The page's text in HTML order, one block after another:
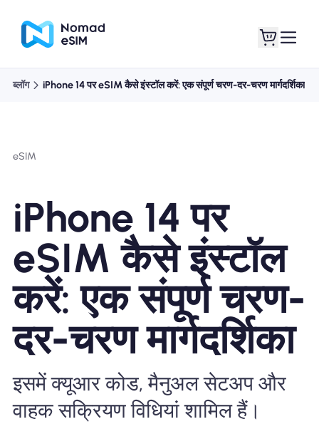
ई-सिम के बारे में
खानाबदोश eSIM क्यों
eSIM का उपयोग करना
ब्लॉग iPhone 14 पर eSIM कैसे इंस्टॉल करें: एक संपूर्ण चरण-दर-चरण मार्गदर्शिका
eSIM
iPhone 14 पर
eSIM कैसे इंस्टॉल
करें: एक संपूर्ण चरण-
दर-चरण मार्गदर्शिका
इसमें क्यूआर कोड, मैनुअल सेटअप और
वाहक सक्रियण विधियां शामिल हैं।